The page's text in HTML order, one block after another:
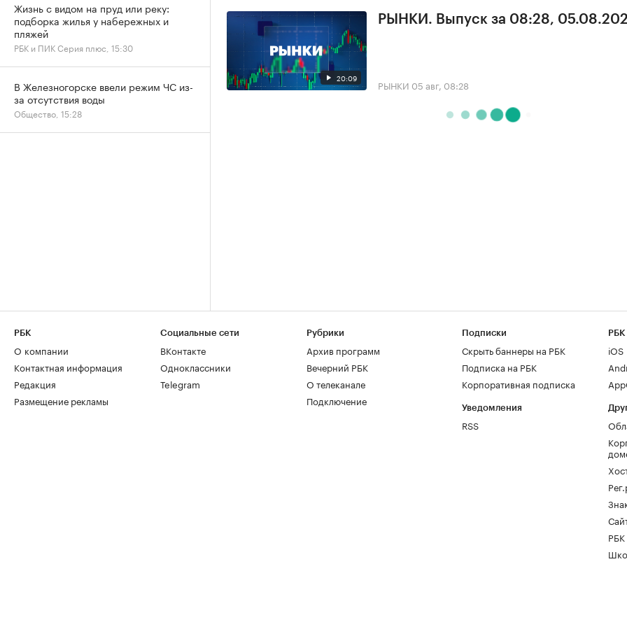
20:09
РЫНКИ. Выпуск за 08:28,
РЫНКИ 05 авг, 08:28
Жизнь с видом на пруд или реку:
подборка жилья у набережных и
пляжей
РБК и ПИК Серия плюс, 15:30
В Железногорске ввели режим ЧС из-
за отсутствия воды
Общество, 15:28
РБК
О компании
Контактная информация
Редакция
Размещение рекламы
Социальные сети
ВКонтакте
Одноклассники
Telegram
Рубрики
Архив программ
Вечерний РБК
О телеканале
Подключение
Подписки
Скрыть баннеры на РБК
Подписка на РБК
Корпоративная подписка
Уведомления
RSS
РБК
iOS